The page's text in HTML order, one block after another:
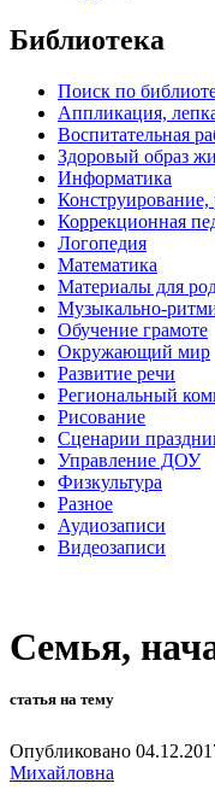
Библиотека
Поиск по
Аппликация,
Воспитательная
Здоровый образ
Информатика
Конструирование,
Коррекционная
Логопедия
Математика
Материалы для
Музыкально-
Обучение грамоте
Окружающий мир
Развитие речи
Региональный
Рисование
Сценарии
Управление ДОУ
Физкультура
Разное
Аудиозаписи
Видеозаписи
Семья,
статья на тему
Опубликовано
Михайловна